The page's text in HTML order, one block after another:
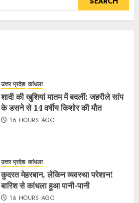
उत्तर प्रदेश कांधला
शादी की खुशियां मातम में बदलीं: जहरीले सांप
के डसने से 14 वर्षीय किशोर की मौत
16 HOURS AGO
उत्तर प्रदेश कांधला
कुदरत मेहरबान, लेकिन व्यवस्था परेशान!
बारिश से कांधला हुआ पानी-पानी
16 HOURS AGO